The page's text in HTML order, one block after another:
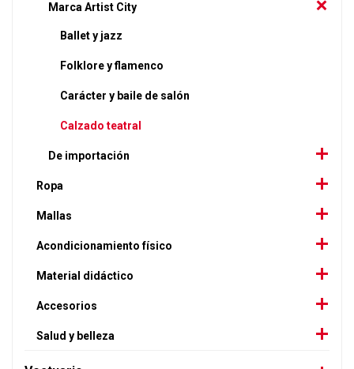
Marca Artist City
Ballet y jazz
Folklore y flamenco
Carácter y baile de salón
Calzado teatral
De importación
Ropa
Mallas
Acondicionamiento físico
Material didáctico
Accesorios
Salud y belleza